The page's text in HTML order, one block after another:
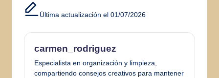
Última actualización el 01/07/2026
carmen_rodriguez
Especialista en organización y limpieza,
compartiendo consejos creativos para mantener